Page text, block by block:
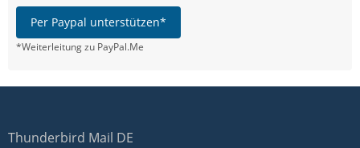
Per Paypal unterstützen*
*Weiterleitung zu PayPal.Me
Thunderbird Mail DE